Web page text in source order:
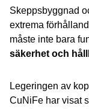
Skeppsbyggnad
extrema
måste inte bara
säkerhet och
Legeringen av
CuNiFe har visat